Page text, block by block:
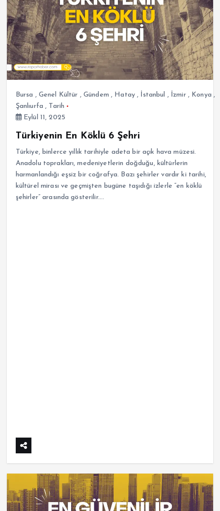
Bursa , Genel Kültür , Gündem , Hatay, İstanbul , İzmir, Konya ,
Şanlıurfa , Tarih
Eylül 11, 2025
Türkiyenin En Köklü 6 Şehri
Türkiye, binlerce yıllık tarihiyle adeta bir açık hava müzesi.
Anadolu toprakları, medeniyetlerin doğduğu, kültürlerin
harmanlandığı eşsiz bir coğrafya. Bazı şehirler vardır ki tarihi,
kültürel mirası ve geçmişten bugüne taşıdığı izlerle “en köklü
şehirler” arasında gösterilir.…